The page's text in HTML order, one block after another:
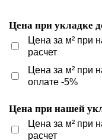
Цена при укладке
Цена за м² при
расчет
Цена за м² при
оплате -5%
Цена при нашей
Цена за м² при
расчет